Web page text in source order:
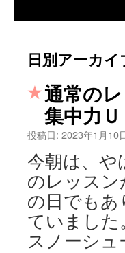
日別アーカイ
通常の
集中力Ｕ
投稿日: 2023年1月10
今朝は、や
のレッス
の日でもあ
ていまし
スノーシ